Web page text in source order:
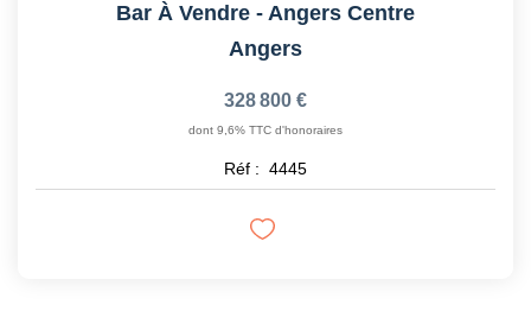
Bar À Vendre - Angers Centre
Angers
328 800 €
dont 9,6% TTC d'honoraires
Réf : 4445